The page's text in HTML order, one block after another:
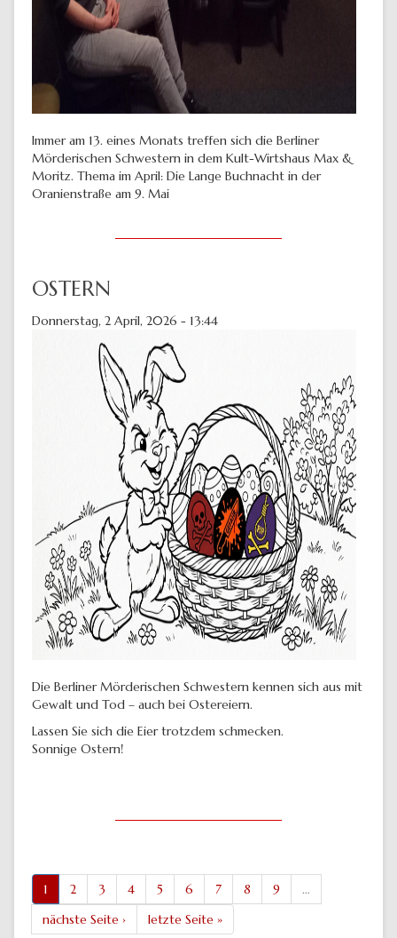
Immer am 13. eines Monats treffen sich die Berliner
Mörderischen Schwestern in dem Kult-Wirtshaus Max &
Moritz. Thema im April: Die Lange Buchnacht in der
Oranienstraße am 9. Mai
OSTERN
Donnerstag, 2 April, 2026 - 13:44
Die Berliner Mörderischen Schwestern kennen sich aus mit
Gewalt und Tod – auch bei Ostereiern.
Lassen Sie sich die Eier trotzdem schmecken.
Sonnige Ostern!
1 2 3 4 5 6 7 8 9
…
nächste Seite ›
letzte Seite »